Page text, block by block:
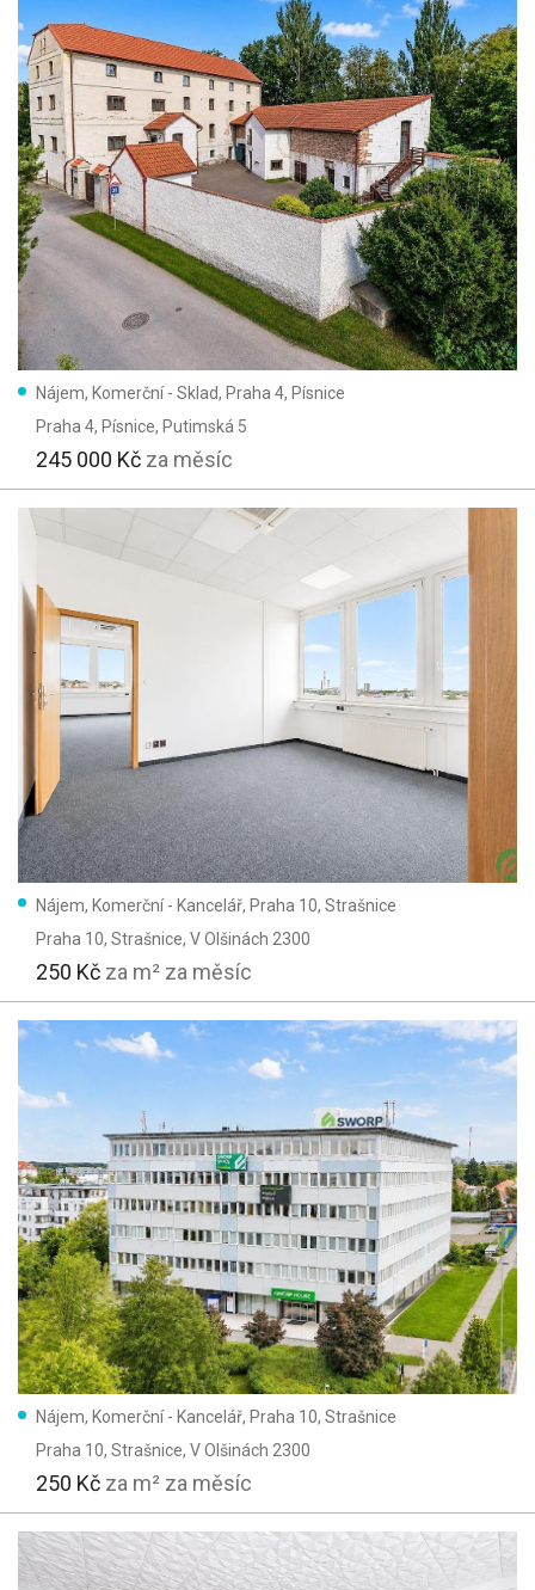
Nájem, Komerční - Sklad, Praha 4, Písnice
Praha 4, Písnice, Putimská 5
245 000 Kč za měsíc
Nájem, Komerční - Kancelář, Praha 10, Strašnice
Praha 10, Strašnice, V Olšinách 2300
250 Kč za m² za měsíc
Nájem, Komerční - Kancelář, Praha 10, Strašnice
Praha 10, Strašnice, V Olšinách 2300
250 Kč za m² za měsíc